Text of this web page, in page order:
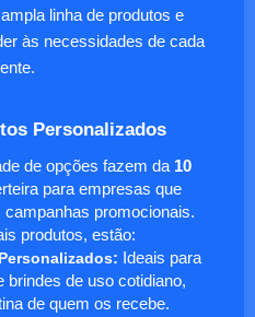
linha de produtos e
às necessidades de cada
Personalizados
de opções fazem da 10
para empresas que
promocionais.
produtos, estão:
: Ideais para
brindes de uso cotidiano,
de quem os recebe.